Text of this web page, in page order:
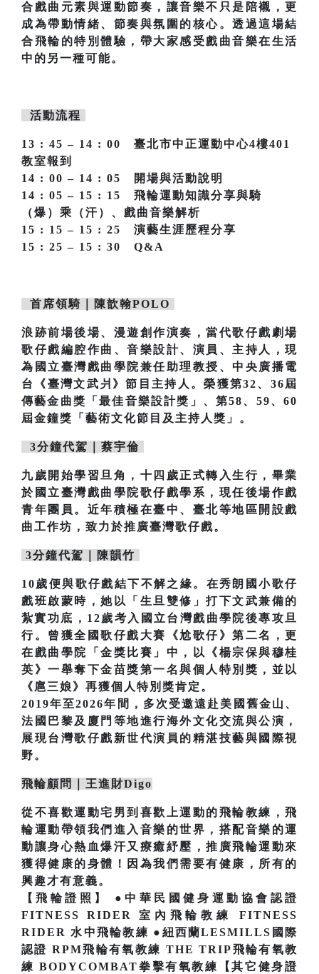
合戲曲元素與運動節奏，讓音樂不只是陪襯，更
成為帶動情緒、節奏與氛圍的核心。透過這場結
合飛輪的特別體驗，帶大家感受戲曲音樂在生活
中的另一種可能。
活動流程
13 : 45 – 14 : 00 臺北市中正運動中心4樓401
教室報到
14 : 00 – 14 : 05 開場與活動說明
14 : 05 – 15 : 15 飛輪運動知識分享與騎
（爆）乘（汗）、戲曲音樂解析
15 : 15 – 15 : 25 演藝生涯歷程分享
15 : 25 – 15 : 30 Q&A
首席領騎｜陳歆翰POLO
浪跡前場後場、漫遊創作演奏，當代歌仔戲劇場
歌仔戲編腔作曲、音樂設計、演員、主持人，現
為國立臺灣戲曲學院兼任助理教授、中央廣播電
台《臺灣文武爿》節目主持人。榮獲第32、36屆
傳藝金曲獎「最佳音樂設計獎」、第58、59、60
屆金鐘獎「藝術文化節目及主持人獎」。
3分鐘代駕｜蔡宇倫
九歲開始學習旦角，十四歲正式轉入生行，畢業
於國立臺灣戲曲學院歌仔戲學系，現任後場作戲
青年團員。近年積極在臺中、臺北等地區開設戲
曲工作坊，致力於推廣臺灣歌仔戲。
3分鐘代駕｜陳韻竹
10歲便與歌仔戲結下不解之緣。在秀朗國小歌仔
戲班啟蒙時，她以「生旦雙修」打下文武兼備的
紮實功底，12歲考入國立台灣戲曲學院後專攻旦
行。曾獲全國歌仔戲大賽《尬歌仔》第二名，更
在戲曲學院「金獎比賽」中，以《楊宗保與穆桂
英》一舉奪下金苗獎第一名與個人特別獎，並以
《扈三娘》再獲個人特別獎肯定。
2019年至2026年間，多次受邀遠赴美國舊金山、
法國巴黎及廈門等地進行海外文化交流與公演，
展現台灣歌仔戲新世代演員的精湛技藝與國際視
野。
飛輪顧問｜王進財Digo
從不喜歡運動宅男到喜歡上運動的飛輪教練，飛
輪運動帶領我們進入音樂的世界，搭配音樂的運
動讓身心熱血爆汗又療癒紓壓，推廣飛輪運動來
獲得健康的身體！因為我們需要有健康，所有的
興趣才有意義。
【飛輪證照】 ●中華民國健身運動協會認證
FITNESS RIDER 室內飛輪教練 FITNESS
RIDER 水中飛輪教練 ●紐西蘭LESMILLS國際
認證 RPM飛輪有氧教練 THE TRIP飛輪有氧教
練 BODYCOMBAT拳擊有氧教練【其它健身證